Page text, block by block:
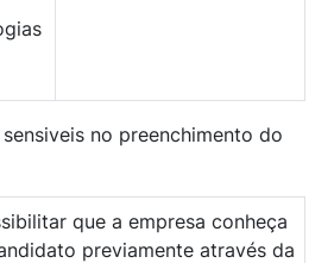
no preenchimento do
que a empresa conheça
previamente através da